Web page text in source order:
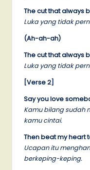
The cut that always
Luka yang tidak
(Ah-ah-ah)
The cut that always
Luka yang tidak
[Verse 2]
Say you love
Kamu bilang sudah
kamu cintai.
Then beat my heart
Ucapan itu
berkeping-keping.